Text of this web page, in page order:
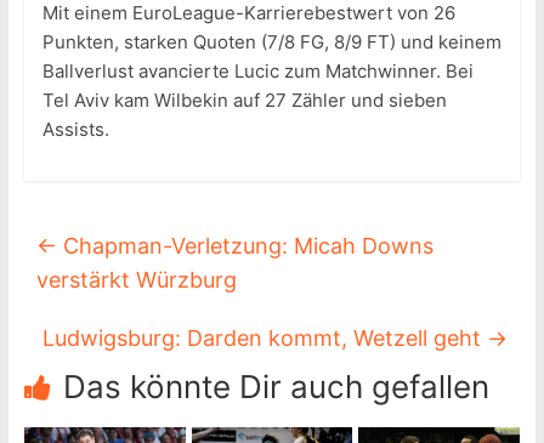
Mit einem EuroLeague-Karrierebestwert von 26
Punkten, starken Quoten (7/8 FG, 8/9 FT) und keinem
Ballverlust avancierte Lucic zum Matchwinner. Bei
Tel Aviv kam Wilbekin auf 27 Zähler und sieben
Assists.
← Chapman-Verletzung: Micah Downs
verstärkt Würzburg
Ludwigsburg: Darden kommt, Wetzell geht →
Das könnte Dir auch gefallen